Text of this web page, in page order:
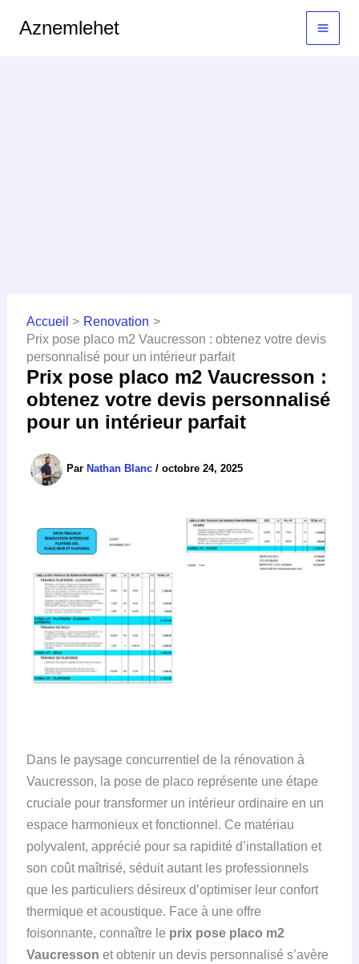
Aznemlehet
Accueil
Renovation
Prix pose placo m2 Vaucresson : obtenez votre devis
personnalisé pour un intérieur parfait
Prix pose placo m2 Vaucresson :
obtenez votre devis personnalisé
pour un intérieur parfait
Par Nathan Blanc / octobre 24, 2025
Dans le paysage concurrentiel de la rénovation à
Vaucresson, la pose de placo représente une étape
cruciale pour transformer un intérieur ordinaire en un
espace harmonieux et fonctionnel. Ce matériau
polyvalent, apprécié pour sa rapidité d’installation et
son coût maîtrisé, séduit autant les professionnels
que les particuliers désireux d’optimiser leur confort
thermique et acoustique. Face à une offre
foisonnante, connaître le prix pose placo m2
Vaucresson et obtenir un devis personnalisé s’avère